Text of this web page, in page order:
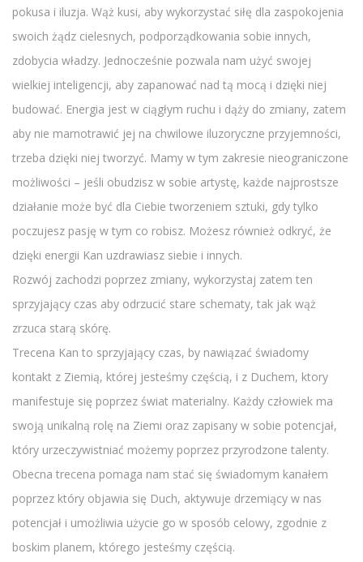
pokusa i iluzja. Wąż kusi, aby wykorzystać siłę dla zaspokojenia
swoich żądz cielesnych, podporządkowania sobie innych,
zdobycia władzy. Jednocześnie pozwala nam użyć swojej
wielkiej inteligencji, aby zapanować nad tą mocą i dzięki niej
budować. Energia jest w ciągłym ruchu i dąży do zmiany, zatem
aby nie marnotrawić jej na chwilowe iluzoryczne przyjemności,
trzeba dzięki niej tworzyć. Mamy w tym zakresie nieograniczone
możliwości – jeśli obudzisz w sobie artystę, każde najprostsze
działanie może być dla Ciebie tworzeniem sztuki, gdy tylko
poczujesz pasję w tym co robisz. Możesz również odkryć, że
dzięki energii Kan uzdrawiasz siebie i innych.
Rozwój zachodzi poprzez zmiany, wykorzystaj zatem ten
sprzyjający czas aby odrzucić stare schematy, tak jak wąż
zrzuca starą skórę.
Trecena Kan to sprzyjający czas, by nawiązać świadomy
kontakt z Ziemią, której jesteśmy częścią, i z Duchem, ktory
manifestuje się poprzez świat materialny. Każdy człowiek ma
swoją unikalną rolę na Ziemi oraz zapisany w sobie potencjał,
który urzeczywistniać możemy poprzez przyrodzone talenty.
Obecna trecena pomaga nam stać się świadomym kanałem
poprzez który objawia się Duch, aktywuje drzemiący w nas
potencjał i umożliwia użycie go w sposób celowy, zgodnie z
boskim planem, którego jesteśmy częścią.